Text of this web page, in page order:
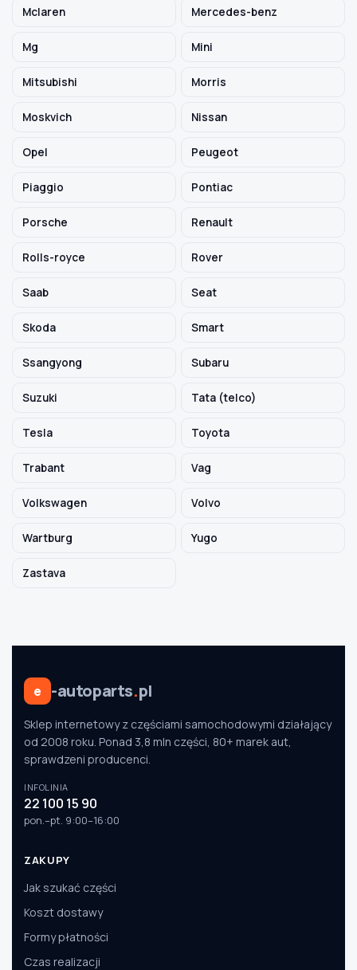
Mclaren Mercedes-benz
Mg Mini
Mitsubishi Morris
Moskvich Nissan
Opel Peugeot
Piaggio Pontiac
Porsche Renault
Rolls-royce Rover
Saab Seat
Skoda Smart
Ssangyong Subaru
Suzuki Tata (telco)
Tesla Toyota
Trabant Vag
Volkswagen Volvo
Wartburg Yugo
Zastava
e -autoparts.pl
Sklep internetowy z częściami samochodowymi działający
od 2008 roku. Ponad 3,8 mln części, 80+ marek aut,
sprawdzeni producenci.
INFOLINIA
22 100 15 90
pon.–pt. 9:00–16:00
ZAKUPY
Jak szukać części
Koszt dostawy
Formy płatności
Czas realizacji